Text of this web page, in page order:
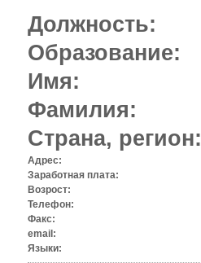
Должность:
Образование:
Имя:
Фамилия:
Страна, регион:
Адрес:
Заработная плата:
Возрост:
Телефон:
Факс:
email:
Языки: